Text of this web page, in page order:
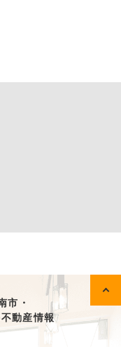
市・
動産情報